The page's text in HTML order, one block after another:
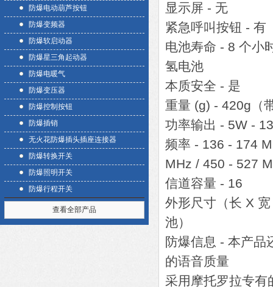
防爆电动葫芦按钮
防爆变频器
防爆软启动器
防爆星三角起动器
防爆电暖气
防爆变压器
防爆控制按钮
防爆插销
无火花防爆插头插座连接器
防爆转换开关
防爆照明开关
防爆行程开关
查看全部产品
显示屏 - 无
紧急呼叫按钮 - 有
电池寿命 - 8 个小
氢电池
本质安全 - 是
重量 (g) - 420g（
功率输出 - 5W -
频率 - 136 - 174
MHz / 450 - 527
信道容量 - 16
外形尺寸（长 X
池）
防爆信息 - 本产品
的语音质量
采用摩托罗拉专有